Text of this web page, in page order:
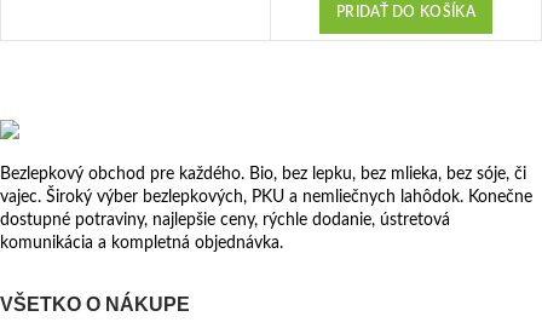
4,16 €.
PRIDAŤ DO KOŠÍKA
Bezlepkový obchod pre každého. Bio, bez lepku, bez mlieka, bez sóje, či
vajec. Široký výber bezlepkových, PKU a nemliečnych lahôdok. Konečne
dostupné potraviny, najlepšie ceny, rýchle dodanie, ústretová
komunikácia a kompletná objednávka.
VŠETKO O NÁKUPE